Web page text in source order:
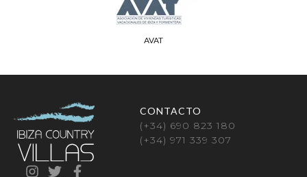
AVAT
CONTACTO
(+34) 690 823 180
(+34) 971 339 307